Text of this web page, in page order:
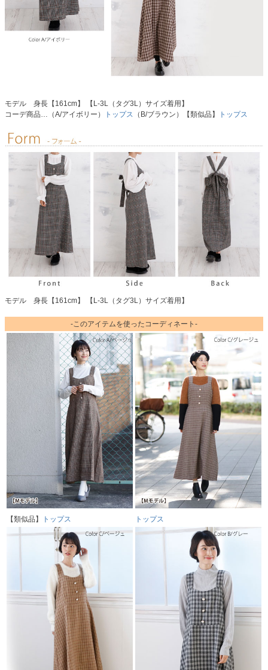
モデル 身長【161cm】 【L-3L（タグ3L）サイズ着用】
コーデ商品…（A/アイボリー）
トップス （B/ブラウン）【類似品】 トップス
モデル 身長【161cm】 【L-3L（タグ3L）サイズ着用】
-このアイテムを使ったコーディネート-
【類似品】 トップス トップス